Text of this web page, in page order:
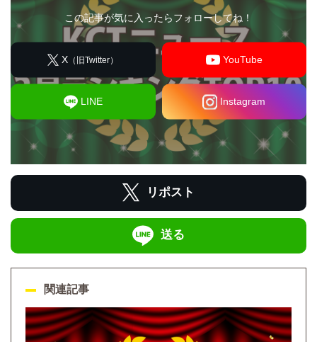
この記事が気に入ったらフォローしてね！
X （旧Twitter） YouTube
LINE Instagram
リポスト
送る
関連記事